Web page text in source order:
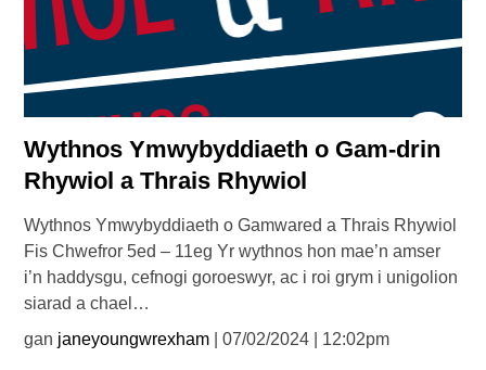
Wythnos Ymwybyddiaeth o Gam-drin
Rhywiol a Thrais Rhywiol
Wythnos Ymwybyddiaeth o Gamwared a Thrais Rhywiol
Fis Chwefror 5ed – 11eg Yr wythnos hon mae’n amser
i’n haddysgu, cefnogi goroeswyr, ac i roi grym i unigolion
siarad a chael…
gan janeyoungwrexham | 07/02/2024 | 12:02pm